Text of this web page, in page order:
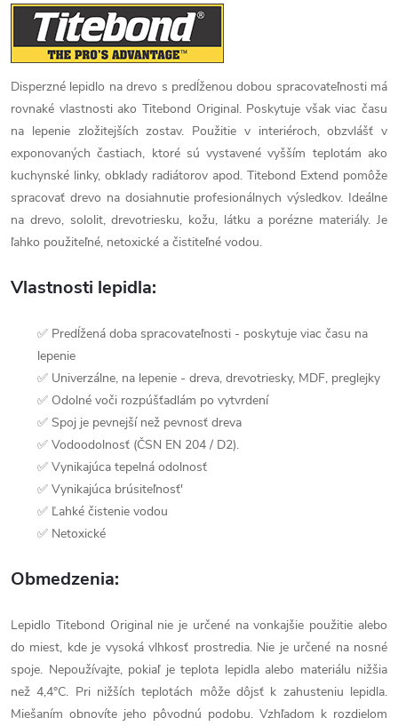
Disperzné lepidlo na drevo s predĺženou dobou spracovateľnosti má
rovnaké vlastnosti ako Titebond Original. Poskytuje však viac času
na lepenie zložitejších zostav. Použitie v interiéroch, obzvlášť v
exponovaných častiach, ktoré sú vystavené vyšším teplotám ako
kuchynské linky, obklady radiátorov apod. Titebond Extend pomôže
spracovať drevo na dosiahnutie profesionálnych výsledkov. Ideálne
na drevo, sololit, drevotriesku, kožu, látku a porézne materiály. Je
ľahko použiteľné, netoxické a čistiteľné vodou.
Vlastnosti lepidla:
✅ Predĺžená doba spracovateľnosti - poskytuje viac času na
lepenie
✅ Univerzálne, na lepenie - dreva, drevotriesky, MDF, preglejky
✅ Odolné voči rozpúšťadlám po vytvrdení
✅ Spoj je pevnejší než pevnosť dreva
✅ Vodoodolnosť (ČSN EN 204 / D2).
✅ Vynikajúca tepelná odolnosť
✅ Vynikajúca brúsiteľnosť'
✅ Ľahké čistenie vodou
✅ Netoxické
Obmedzenia:
Lepidlo Titebond Original nie je určené na vonkajšie použitie alebo
do miest, kde je vysoká vlhkosť prostredia. Nie je určené na nosné
spoje. Nepoužívajte, pokiaľ je teplota lepidla alebo materiálu nižšia
než 4,4°C. Pri nižších teplotách môže dôjsť k zahusteniu lepidla.
Miešaním obnovíte jeho pôvodnú podobu. Vzhľadom k rozdielom